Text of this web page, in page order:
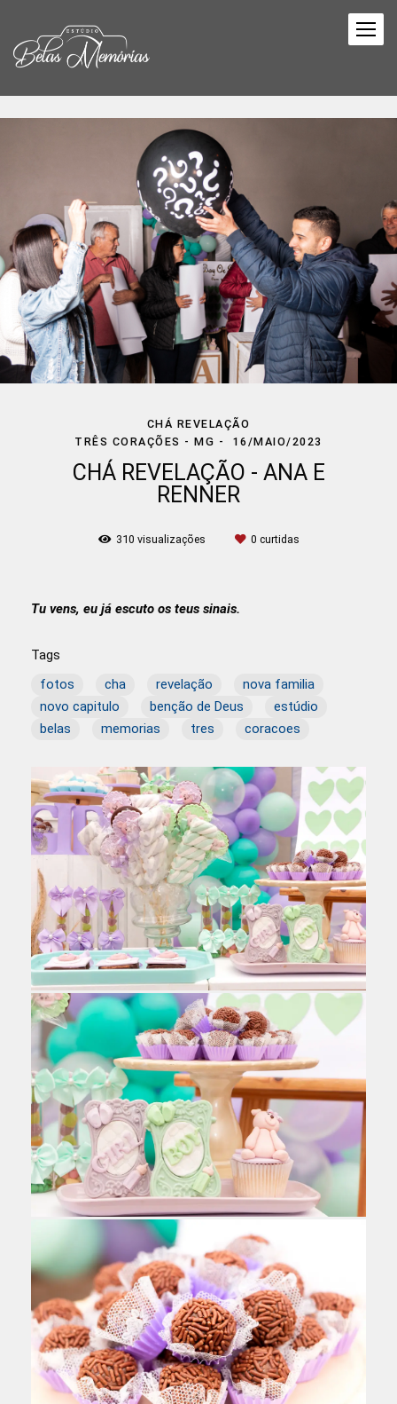
CHÁ REVELAÇÃO
TRÊS CORAÇÕES - MG
16/MAIO/2023
CHÁ REVELAÇÃO - ANA E
RENNER
310 visualizações 0 curtidas
Tu vens, eu já escuto os teus sinais.
Tags
fotos
cha revelação
nova familia
novo capitulo
benção de Deus
estúdio
belas
memorias tres coracoes